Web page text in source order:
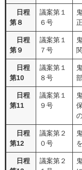
日程
第８
議案第１
６号
日程
第９
議案第１
７号
日程
第10
議案第１
８号
日程
第11
議案第１
９号
日程
第12
議案第２
０号
日程
議案第２